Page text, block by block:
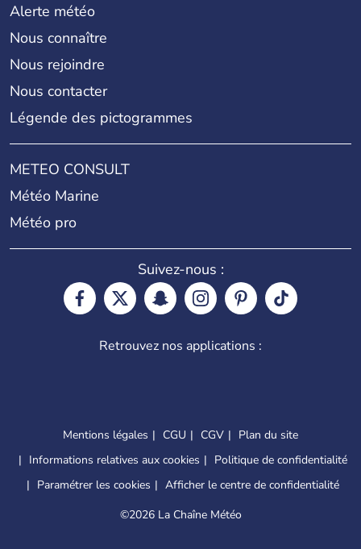
Alerte météo
Nous connaître
Nous rejoindre
Nous contacter
Légende des pictogrammes
METEO CONSULT
Météo Marine
Météo pro
Suivez-nous :
Retrouvez nos applications :
Mentions légales CGU CGV
Plan du site
Informations relatives aux cookies
Politique de confidentialité
Paramétrer les cookies
Afficher le centre de confidentialité
©2026 La Chaîne Météo